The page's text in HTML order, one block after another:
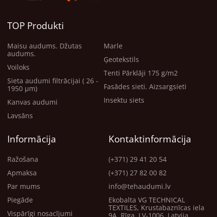
Izturība pret plīsumiem un nodilumu;
Vēja necaurlaidība;
Vienkārša kopšana.
• Audums ir ļoti izturīgs, stingrs, tāpēc nav ieteicams to
locīt, jo locījuma vietas paliek redzams.
TOP Produkti
Maisu audums. Džutas
audums.
Voiloks
Sieta audumi filtrācijai ( 26 -
1950 μm)
Kanvas audumi
Lavsāns
Marle
Ģeotekstils
Tenti Pārklāji 175 g/m2
Fasādes sieti. Aizsargsieti
Insektu siets
Informācija
Ražošana
Apmaksa
Par mums
Piegāde
Vispārīgi nosacījumi
Kontaktinformācija
(+371) 29 41 20 54
(+371) 27 82 00 82
info@tehaudumi.lv
Ekobalta VG TECHNICAL
TEXTILES, Krustabaznīcas iela